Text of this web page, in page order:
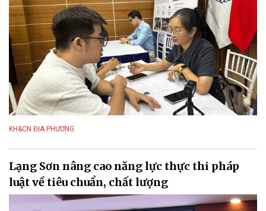
KH&CN ĐỊA PHƯƠNG
Lạng Sơn nâng cao năng lực thực thi pháp
luật về tiêu chuẩn, chất lượng